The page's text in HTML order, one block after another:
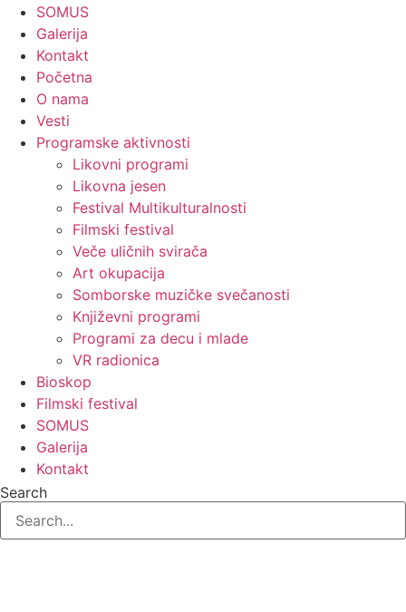
SOMUS
Galerija
Kontakt
Početna
O nama
Vesti
Programske aktivnosti
Likovni programi
Likovna jesen
Festival Multikulturalnosti
Filmski festival
Veče uličnih svirača
Art okupacija
Somborske muzičke svečanosti
Književni programi
Programi za decu i mlade
VR radionica
Bioskop
Filmski festival
SOMUS
Galerija
Kontakt
Search